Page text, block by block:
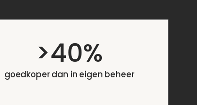
>40%
goedkoper dan in eigen beheer